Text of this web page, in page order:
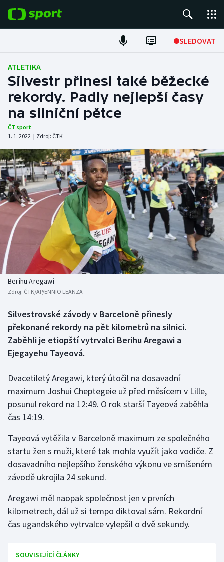
SLEDOVAT
Fotbal
Hokej
Tenis
Atletika
Cyklistika
DALŠÍ SPORTY
Americký fotbal
Baseball a softbal
Basketbal
Biatlon
Box
Curling
Dostihy
Florbal
Golf
Gymnastika
Házená
Jezdectví
NEPŘEHLÉDNĚTE
Historické návraty
Aplikace ČT sport
ATLETIKA
Silvestr přinesl také běžecké
rekordy. Padly nejlepší časy
na silniční pětce
ČT sport
1. 1. 2022 | Zdroj: ČTK
Berihu Aregawi
Zdroj: ČTK/AP/ENNIO LEANZA
Silvestrovské závody v Barceloně přinesly
překonané rekordy na pět kilometrů na silnici.
Zaběhli je etiopští vytrvalci Berihu Aregawi a
Ejegayehu Tayeová.
Dvacetiletý Aregawi, který útočil na dosavadní
maximum Joshui Cheptegeie už před měsícem v Lille,
posunul rekord na 12:49. O rok starší Tayeová zaběhla
čas 14:19.
Tayeová vytěžila v Barceloně maximum ze společného
startu žen s muži, které tak mohla využít jako vodiče. Z
dosavadního nejlepšího ženského výkonu ve smíšeném
závodě ukrojila 24 sekund.
Aregawi měl naopak společnost jen v prvních
kilometrech, dál už si tempo diktoval sám. Rekordní
čas ugandského vytrvalce vylepšil o dvě sekundy.
SOUVISEJÍCÍ ČLÁNKY